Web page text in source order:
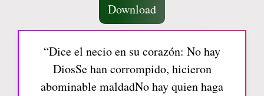
Download
“Dice el necio en su corazón: No hay
DiosSe han corrompido, hicieron
abominable maldadNo hay quien haga